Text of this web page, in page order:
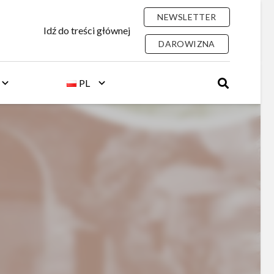
Idź do treści głównej
NEWSLETTER
DAROWIZNA
PL